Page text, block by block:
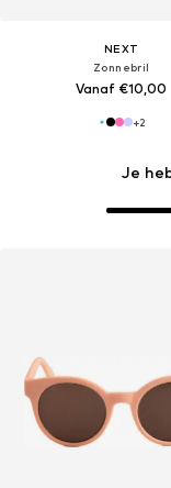
NEXT
Zonnebril
Vanaf €10,00
+2
Je